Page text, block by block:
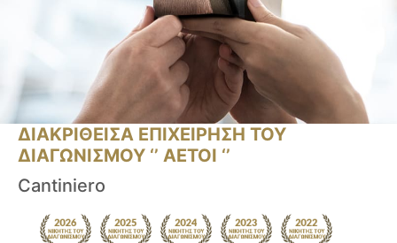
ΔΙΑΚΡΙΘΕΙΣΑ ΕΠΙΧΕΙΡΗΣΗ ΤΟΥ
ΔΙΑΓΩΝΙΣΜΟΥ ‘’ ΑΕΤΟΙ ‘’
Cantiniero